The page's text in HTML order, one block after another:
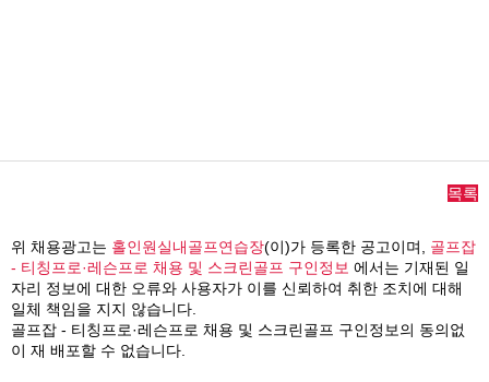
목록
위 채용광고는 홀인원실내골프연습장(이)가 등록한 공고이며, 골프잡
- 티칭프로·레슨프로 채용 및 스크린골프 구인정보 에서는 기재된 일
자리 정보에 대한 오류와 사용자가 이를 신뢰하여 취한 조치에 대해
일체 책임을 지지 않습니다.
골프잡 - 티칭프로·레슨프로 채용 및 스크린골프 구인정보의 동의없
이 재 배포할 수 없습니다.